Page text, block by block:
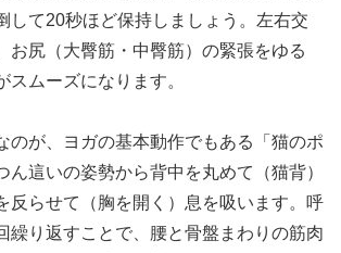
して20秒ほど保持しましょう。左右交
お尻（大臀筋・中臀筋）の緊張をゆる
スムーズになります。
のが、ヨガの基本動作でもある「猫のポ
ん這いの姿勢から背中を丸めて（猫背）
反らせて（胸を開く）息を吸います。呼
繰り返すことで、腰と骨盤まわりの筋肉